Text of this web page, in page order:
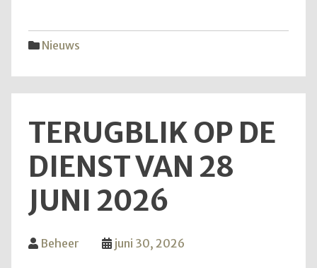
Nieuws
TERUGBLIK OP DE
DIENST VAN 28
JUNI 2026
Beheer juni 30, 2026